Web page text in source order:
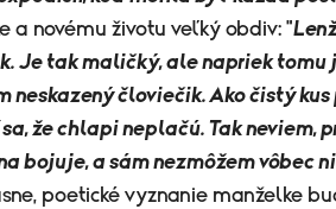
a novému životu veľký obdiv: "
Je tak maličký, ale napriek tomu
neskazený človiečik. Ako čistý
že chlapi neplačú. Tak neviem,
bojuje, a sám nezmôžem vôbec
poetické vyznanie manželke